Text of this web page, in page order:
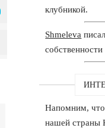
клубникой.
Shmeleva
Напомним, что
нашей страны